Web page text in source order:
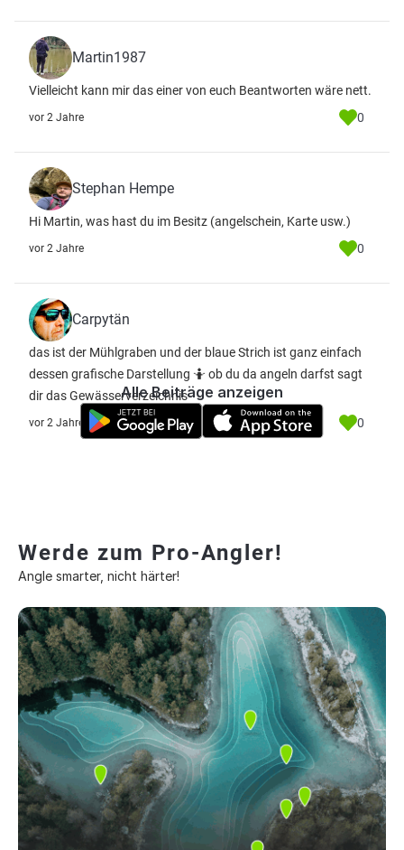
Martin1987
Vielleicht kann mir das einer von euch Beantworten wäre nett.
vor 2 Jahre 0
Stephan Hempe
Hi Martin, was hast du im Besitz (angelschein, Karte usw.)
vor 2 Jahre 0
Carpytän
das ist der Mühlgraben und der blaue Strich ist ganz einfach
dessen grafische Darstellung 🤷 ob du da angeln darfst sagt
dir das Gewässerverzeichnis
vor 2 Jahre 0
Alle Beiträge anzeigen
Werde zum Pro-Angler!
Angle smarter, nicht härter!